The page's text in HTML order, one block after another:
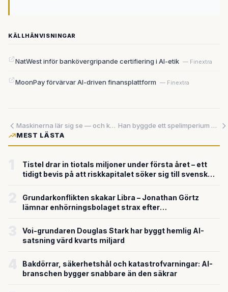
KÄLLHÄNVISNINGAR
NatWest inför bankövergripande certifiering i AI-etik — Finextra
MoonPay förvärvar AI-driven finansplattform — Finextra
Maskinerna lär sig se — och kampen om framtidens fabriksgolv har börjat på allvar
Han byggde ett spelimperium med sina bröder – nu är Ubisoft-grundaren Claude Guillemot död
MEST LÄSTA
Tistel drar in tiotals miljoner under första året – ett
tidigt bevis på att riskkapitalet söker sig till svensk
Grundarkonflikten skakar Libra – Jonathan Görtz
lämnar enhörningsbolaget strax efter
Voi-grundaren Douglas Stark har byggt hemlig AI-
satsning värd kvarts miljard
Bakdörrar, säkerhetshål och katastrofvarningar: AI-
branschen bygger snabbare än den säkrar